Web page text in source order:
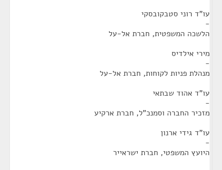
עו"ד רוני סטבקובסקי
-
הלשכה המשפטית, חברת אל-על
מירי אילדיס
-
מנהלת פניות לקוחות, חברת אל-על
עו"ד אהוד שבתאי
-
מזכיר החברה וסמנכ"ל, חברת ארקיע
עו"ד גידי ארנון
-
היועץ המשפטי, חברת ישראייר